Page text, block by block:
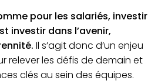
pour les salariés, investir
investir dans l’avenir,
Il s’agit donc d’un enjeu
relever les défis de demain et
clés au sein des équipes.